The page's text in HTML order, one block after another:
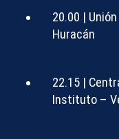
20.00 |
Huracán
22.15 |
Instituto –